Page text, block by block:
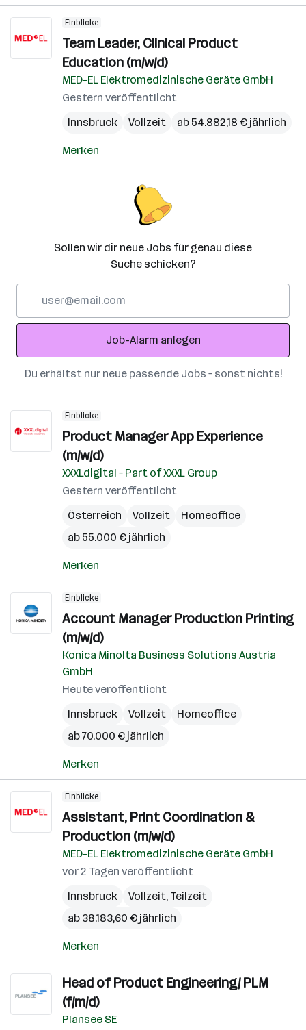
Einblicke
Team Leader, Clinical Product
Education (m/w/d)
MED-EL Elektromedizinische Geräte GmbH
Gestern veröffentlicht
Innsbruck
Vollzeit ab 54.882,18 € jährlich
Merken
Sollen wir dir neue Jobs für genau diese
Suche schicken?
Adresse
Job-Alarm anlegen
Du erhältst nur neue passende Jobs – sonst nichts!
Einblicke
Product Manager App Experience
(m/w/d)
XXXLdigital – Part of XXXL Group
Gestern veröffentlicht
Österreich
Vollzeit
Homeoffice
ab 55.000 € jährlich
Merken
Einblicke
Account Manager Production Printing
(m/w/d)
Konica Minolta Business Solutions Austria
GmbH
Heute veröffentlicht
Innsbruck
Vollzeit
Homeoffice
ab 70.000 € jährlich
Merken
Einblicke
Assistant, Print Coordination &
Production (m/w/d)
MED-EL Elektromedizinische Geräte GmbH
vor 2 Tagen veröffentlicht
Innsbruck
Vollzeit, Teilzeit
ab 38.183,60 € jährlich
Merken
Head of Product Engineering/ PLM
(f/m/d)
Plansee SE